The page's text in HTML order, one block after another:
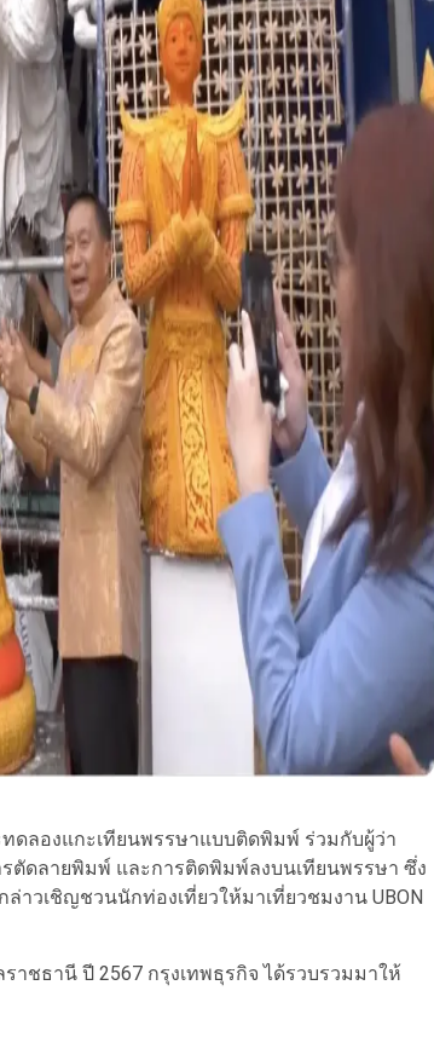
ดลองแกะเทียนพรรษาแบบติดพิมพ์ ร่วมกับผู้ว่า
ตัดลายพิมพ์ และการติดพิมพ์ลงบนเทียนพรรษา ซึ่ง
าวเชิญชวนนักท่องเที่ยวให้มาเที่ยวชมงาน UBON
าชธานี ปี 2567 กรุงเทพธุรกิจ ได้รวบรวมมาให้